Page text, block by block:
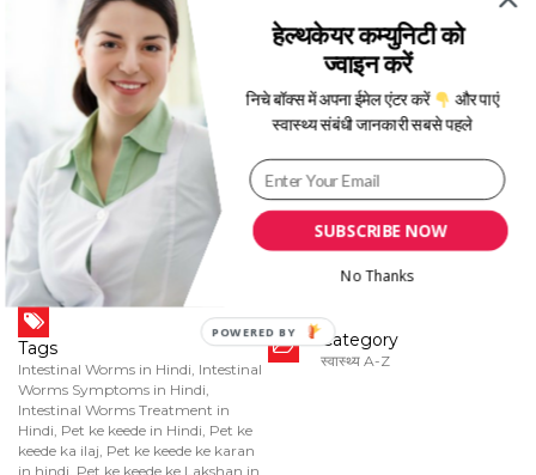
जुडी सभी जानकारी ब्लोग्स के माध्यम से पहुंचाता है जिसको हेल्थ एक्सपर्ट्स
एवँ डॉक्टर्स से वेरिफाइड किया जाता है । GoMedii ब्लॉग में पब्लिश होने
वाली सभी सूचनाओं और तथ्यों को पूरी तरह से डॉक्टरों और स्वास्थ्य
विशेषज्ञों द्वारा जांच और सत्यापन किया जाता है, इसी प्रकार जानकारी के
स्रोत की पुष्टि भी होती है।
Tags
Intestinal Worms in Hindi, Intestinal
Worms Symptoms in Hindi,
Intestinal Worms Treatment in
Hindi, Pet ke keede in Hindi, Pet ke
keede ka ilaj, Pet ke keede ke karan
in hindi, Pet ke keede ke Lakshan in
Category
स्वास्थ्य A-Z
SUBSCRIBE NOW
हेल्थकेयर कम्युनिटी को
ज्वाइन करें
निचे बॉक्स में अपना ईमेल एंटर करें
और पाएं
स्वास्थ्य संबंधी जानकारी सबसे पहले
No Thanks